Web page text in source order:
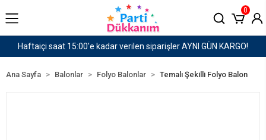
siparişler AYNI GÜN KARGO! 1500 TL ve
0
Ana Sayfa Balonlar Folyo Balonlar Temalı Şekilli Folyo Balon